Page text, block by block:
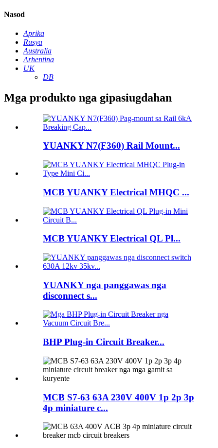
Nasod
Aprika
Rusya
Australia
Arhentina
UK
DB
Mga produkto nga gipasiugdahan
YUANKY N7(F360) Rail Mount...
MCB YUANKY Electrical MHQC ...
MCB YUANKY Electrical QL Pl...
YUANKY nga panggawas nga
disconnect s...
BHP Plug-in Circuit Breaker...
MCB S7-63 63A 230V 400V 1p 2p 3p
4p miniature c...